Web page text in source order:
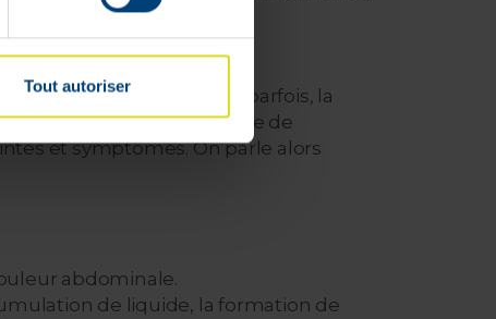
Tout autoriser
plus aussi frais.
d'histamine. Mais parfois, la
n’est pas capable de
et symptômes. On parle alors
abdominale.
de liquide, la formation de